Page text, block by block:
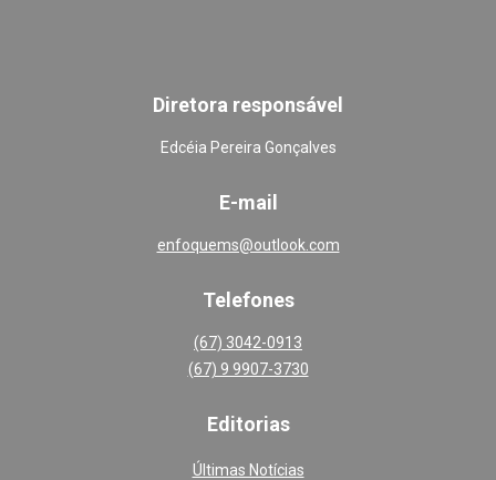
Diretora responsável
Edcéia Pereira Gonçalves
E-mail
enfoquems@outlook.com
Telefones
(67) 3042-0913
(67) 9 9907-3730
Editorias
Últimas Notícias